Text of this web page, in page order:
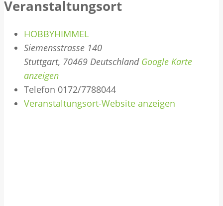
Veranstaltungsort
HOBBYHIMMEL
Siemensstrasse 140
Stuttgart, 70469 Deutschland Google Karte
anzeigen
Telefon 0172/7788044
Veranstaltungsort-Website anzeigen